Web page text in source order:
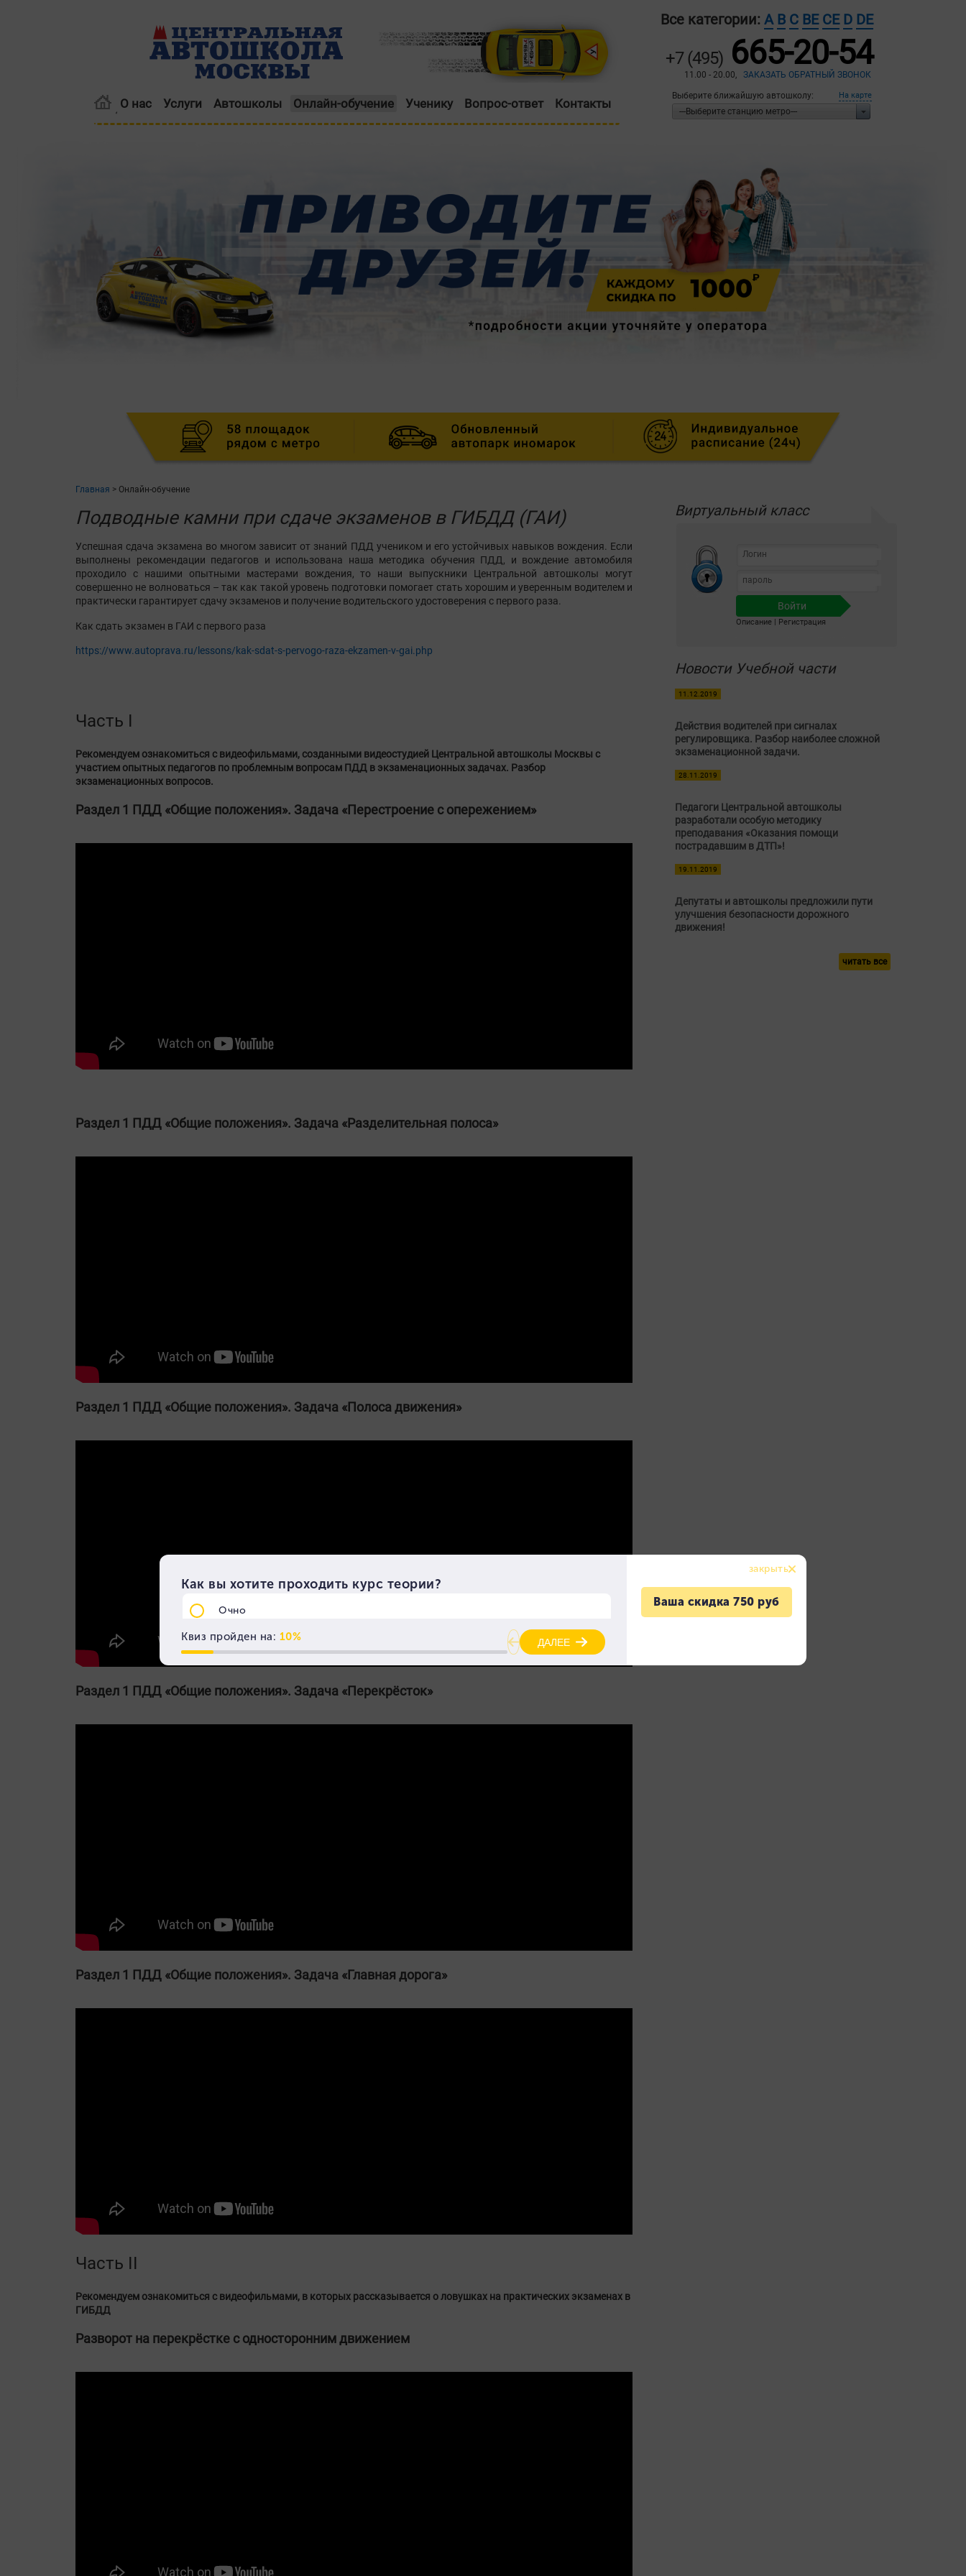
Все категории: A B C BE CE D DE
+7 (495) 665-20-54
11.00 - 20.00, ЗАКАЗАТЬ ОБРАТНЫЙ ЗВОНОК
О нас Услуги Автошколы Онлайн-обучение Ученику Вопрос-ответ Контакты
На карте
Выберите ближайшую автошколу:
---Выберите станцию метро---
Главная > Онлайн-обучение
Подводные камни при сдаче экзаменов в ГИБДД (ГАИ)
Успешная сдача экзамена во многом зависит от знаний ПДД учеником и его устойчивых навыков вождения. Если
выполнены рекомендации педагогов и использована наша методика обучения ПДД, и вождение автомобиля
проходило с нашими опытными мастерами вождения, то наши выпускники Центральной автошколы могут
совершенно не волноваться – так как такой уровень подготовки помогает стать хорошим и уверенным водителем и
практически гарантирует сдачу экзаменов и получение водительского удостоверения с первого раза.
Как сдать экзамен в ГАИ с первого раза
https://www.autoprava.ru/lessons/kak-sdat-s-pervogo-raza-ekzamen-v-gai.php
Часть I
Рекомендуем ознакомиться с видеофильмами, созданными видеостудией Центральной автошколы Москвы с
участием опытных педагогов по проблемным вопросам ПДД в экзаменационных задачах. Разбор
экзаменационных вопросов.
Раздел 1 ПДД «Общие положения». Задача «Перестроение с опережением»
Раздел 1 ПДД «Общие положения». Задача «Разделительная полоса»
Раздел 1 ПДД «Общие положения». Задача «Полоса движения»
Раздел 1 ПДД «Общие положения». Задача «Перекрёсток»
Раздел 1 ПДД «Общие положения». Задача «Главная дорога»
Часть II
Рекомендуем ознакомиться с видеофильмами, в которых рассказывается о ловушках на практических экзаменах в
ГИБДД
Разворот на перекрёстке с односторонним движением
Виртуальный класс
Описание Регистрация
Новости Учебной части
11.12.2019
Действия водителей при сигналах
регулировщика. Разбор наиболее сложной
экзаменационной задачи.
28.11.2019
Педагоги Центральной автошколы
разработали особую методику
преподавания «Оказания помощи
пострадавшим в ДТП»!
19.11.2019
Депутаты и автошколы предложили пути
улучшения безопасности дорожного
движения!
читать все